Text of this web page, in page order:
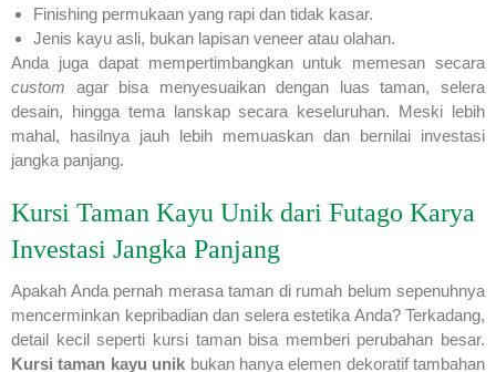
Finishing permukaan yang rapi dan tidak kasar.
Jenis kayu asli, bukan lapisan veneer atau olahan.
Anda juga dapat mempertimbangkan untuk memesan secara
custom agar bisa menyesuaikan dengan luas taman, selera
desain, hingga tema lanskap secara keseluruhan. Meski lebih
mahal, hasilnya jauh lebih memuaskan dan bernilai investasi
jangka panjang.
Kursi Taman Kayu Unik dari Futago Karya
Investasi Jangka Panjang
Apakah Anda pernah merasa taman di rumah belum sepenuhnya
mencerminkan kepribadian dan selera estetika Anda? Terkadang,
detail kecil seperti kursi taman bisa memberi perubahan besar.
Kursi taman kayu unik bukan hanya elemen dekoratif tambahan